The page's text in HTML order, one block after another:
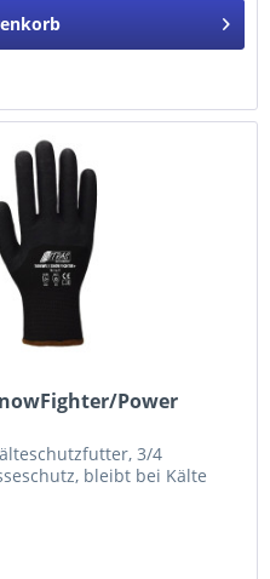
Power
3/4
bleibt bei Kälte